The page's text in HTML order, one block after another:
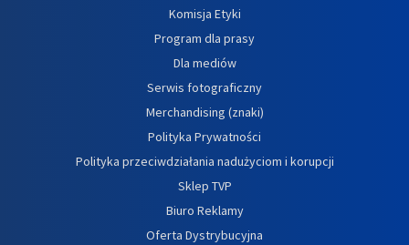
Komisja Etyki
Program dla prasy
Dla mediów
Serwis fotograficzny
Merchandising (znaki)
Polityka Prywatności
Polityka przeciwdziałania nadużyciom i korupcji
Sklep TVP
Biuro Reklamy
Oferta Dystrybucyjna